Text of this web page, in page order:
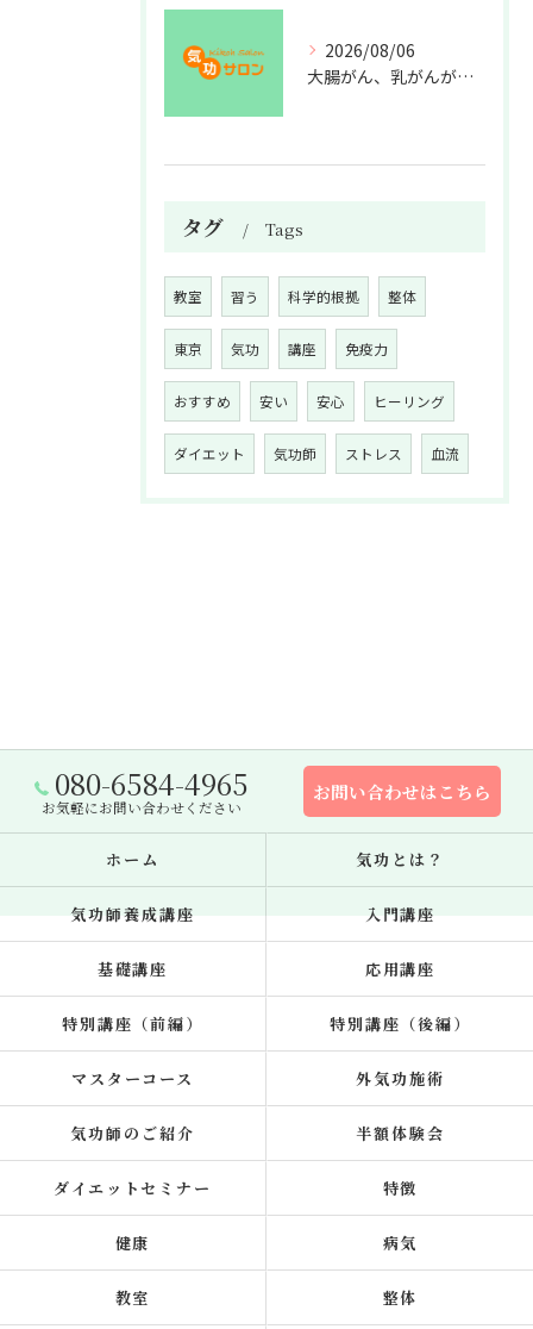
2026/08/06
大腸がん、乳がんが増えた理由
タグ Tags
教室 習う 科学的根拠 整体
東京 気功 講座 免疫力
おすすめ 安い 安心 ヒーリング
ダイエット 気功師 ストレス 血流
080-6584-4965
お気軽にお問い合わせください
お問い合わせはこちら
ホーム 気功とは？
気功師養成講座 入門講座
基礎講座 応用講座
特別講座（前編） 特別講座（後編）
マスターコース 外気功施術
気功師のご紹介 半額体験会
ダイエットセミナー 特徴
健康 病気
教室 整体